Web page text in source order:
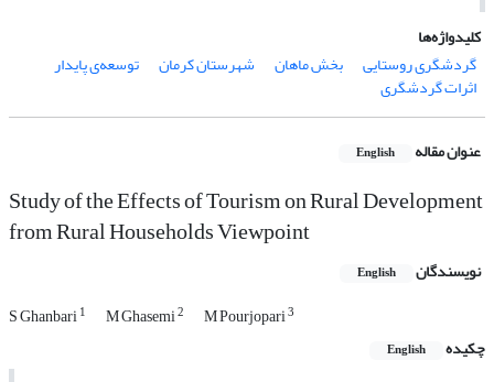
کلیدواژه‌ها
گردشگری روستایی
بخش ماهان شهرستان کرمان توسعه‌ی پایدار
اثرات گردشگری
عنوان مقاله English
Study of the Effects of Tourism on Rural Development
from Rural Households Viewpoint
نویسندگان English
S Ghanbari1 M Ghasemi2 M Pourjopari3
چکیده English